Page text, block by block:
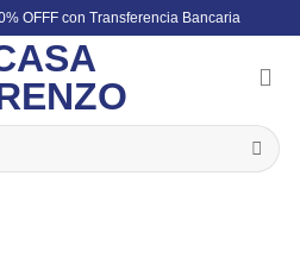
OFFF con Transferencia Bancaria